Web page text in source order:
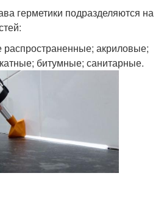
герметики подразделяются на
акриловые;
битумные; санитарные.